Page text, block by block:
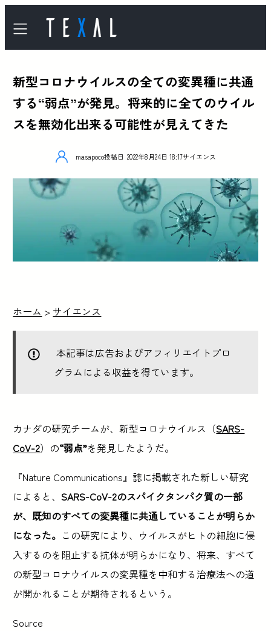
新型コロナウイルスの全ての変異種に共通
する“弱点”が発見。将来的に全てのウイル
スを無効化出来る可能性が見えてきた
masapoco投稿日 2022年8月24日 18:17サイエンス
ホーム > サイエンス
本記事は広告およびアフィリエイトプロ
グラムによる収益を得ています。
カナダの研究チームが、新型コロナウイルス（SARS-
CoV-2）の“弱点”を発見したようだ。
『Nature Communications』誌に掲載された新しい研究
によると、SARS-CoV-2のスパイクタンパク質の一部
が、既知のすべての変異種に共通していることが明らか
になった。 この研究により、ウイルスがヒトの細胞に侵
入するのを阻止する抗体が明らかになり、将来、すべて
の新型コロナウイルスの変異種を中和する治療法への道
が開かれることが期待されるという。
Source